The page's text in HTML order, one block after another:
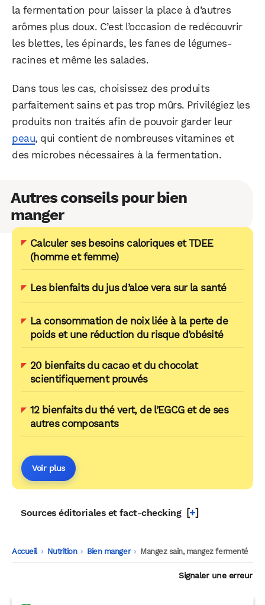
la fermentation pour laisser la place à d’autres
arômes plus doux. C’est l’occasion de redécouvrir
les blettes, les épinards, les fanes de légumes-
racines et même les salades.
Dans tous les cas, choisissez des produits
parfaitement sains et pas trop mûrs. Privilégiez les
produits non traités afin de pouvoir garder leur
peau, qui contient de nombreuses vitamines et
des microbes nécessaires à la fermentation.
Autres conseils pour bien
manger
Calculer ses besoins caloriques et TDEE
(homme et femme)
Les bienfaits du jus d’aloe vera sur la santé
La consommation de noix liée à la perte de
poids et une réduction du risque d’obésité
20 bienfaits du cacao et du chocolat
scientifiquement prouvés
12 bienfaits du thé vert, de l’EGCG et de ses
autres composants
Voir plus
Sources éditoriales et fact-checking [+]
Accueil -
Nutrition -
Bien manger -
Mangez sain, mangez fermenté
Signaler une erreur